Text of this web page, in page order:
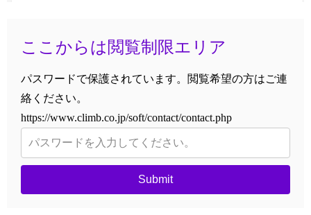
ここからは閲覧制限エリア
パスワードで保護されています。閲覧希望の方はご連
絡ください。
https://www.climb.co.jp/soft/contact/contact.php
Submit